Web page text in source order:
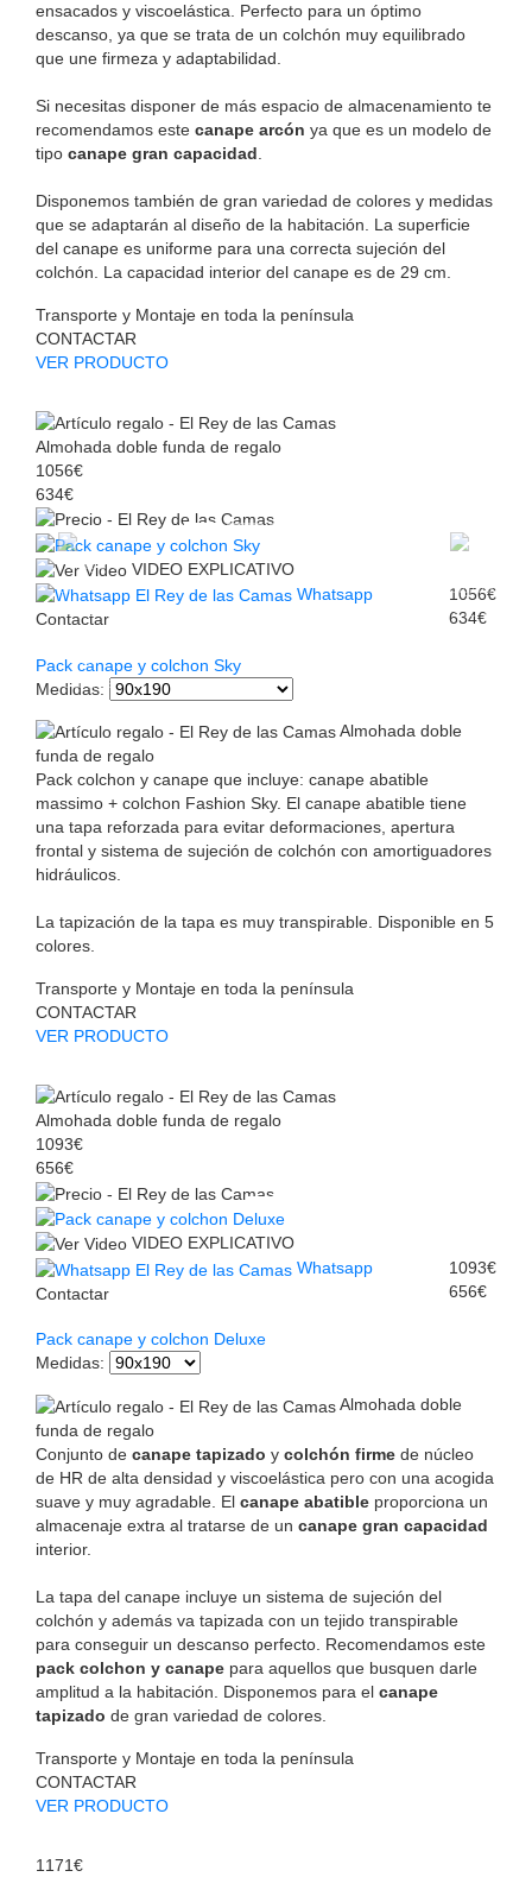
ensacados y viscoelástica. Perfecto para un óptimo
descanso, ya que se trata de un colchón muy equilibrado
que une firmeza y adaptabilidad.
Si necesitas disponer de más espacio de almacenamiento te
recomendamos este canape arcón ya que es un modelo de
tipo canape gran capacidad
Disponemos también de gran variedad de colores y medidas
que se adaptarán al diseño de la habitación. La superficie
del canape es uniforme para una correcta sujeción del
colchón. La capacidad interior del canape es de 29 cm.
Transporte y Montaje en toda la península
CONTACTAR
VER PRODUCTO
Almohada doble funda de regalo
1056€
634€
VIDEO EXPLICATIVO
Whatsapp
Contactar
1056€
634€
Pack canape y colchon Sky
Medidas:
Almohada doble
funda de regalo
Pack colchon y canape que incluye: canape abatible
massimo + colchon Fashion Sky. El canape abatible tiene
una tapa reforzada para evitar deformaciones, apertura
frontal y sistema de sujeción de colchón con amortiguadores
hidráulicos.
La tapización de la tapa es muy transpirable. Disponible en 5
colores.
Transporte y Montaje en toda la península
CONTACTAR
VER PRODUCTO
Almohada doble funda de regalo
1093€
656€
VIDEO EXPLICATIVO
Whatsapp
Contactar
1093€
656€
Pack canape y colchon Deluxe
Medidas:
Almohada doble
funda de regalo
Conjunto de canape tapizado y colchón firme de núcleo
de HR de alta densidad y viscoelástica pero con una acogida
suave y muy agradable. El canape abatible proporciona un
almacenaje extra al tratarse de un canape gran capacidad
interior.
La tapa del canape incluye un sistema de sujeción del
colchón y además va tapizada con un tejido transpirable
para conseguir un descanso perfecto. Recomendamos este
pack colchon y canape para aquellos que busquen darle
amplitud a la habitación. Disponemos para el canape
tapizado de gran variedad de colores.
Transporte y Montaje en toda la península
CONTACTAR
VER PRODUCTO
1171€